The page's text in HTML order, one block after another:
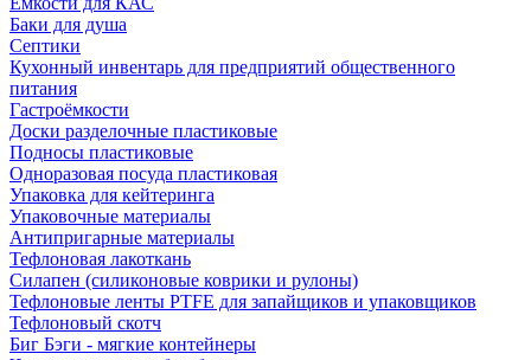
Баки для душа
Септики
Кухонный инвентарь для предприятий общественного
питания
Гастроёмкости
Доски разделочные пластиковые
Подносы пластиковые
Одноразовая посуда пластиковая
Упаковка для кейтеринга
Упаковочные материалы
Антипригарные материалы
Тефлоновая лакоткань
Силапен (силиконовые коврики и рулоны)
Тефлоновые ленты PTFE для запайщиков и упаковщиков
Тефлоновый скотч
Биг Бэги - мягкие контейнеры